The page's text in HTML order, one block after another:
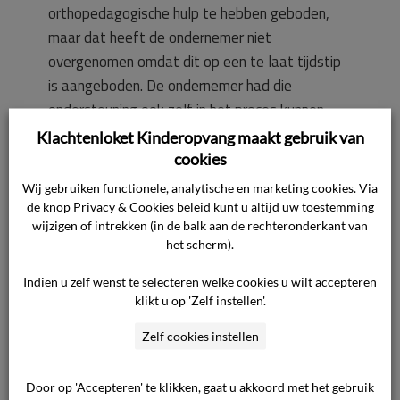
orthopedagogische hulp te hebben geboden,
maar dat heeft de ondernemer niet
overgenomen omdat dit op een te laat tijdstip
is aangeboden. De ondernemer had die
ondersteuning ook zelf in het proces kunnen
inschakelen en neemt dit mee als leerpunt voor
de toekomst. De ondernemer is op uitdrukkelijk
verzoek van de ouders nog wel teruggekomen
op de einddatum waarop de zoon niet meer
welkom is bij de Velduil en heeft die tot de
zomervakantie verlengd, zijnde 7 juli 2022.
Langere verlenging van de opvang van de zoon
ziet de ondernemer echter niet zitten. Op dit
uitzonderingspositie: bepaalde regels worden bij
Klachtenloket Kinderopvang maakt gebruik van
cookies
Wij gebruiken functionele, analytische en marketing cookies. Via
de knop Privacy & Cookies beleid kunt u altijd uw toestemming
wijzigen of intrekken (in de balk aan de rechteronderkant van
het scherm).
Indien u zelf wenst te selecteren welke cookies u wilt accepteren
klikt u op 'Zelf instellen'.
Zelf cookies instellen
Door op 'Accepteren' te klikken, gaat u akkoord met het gebruik